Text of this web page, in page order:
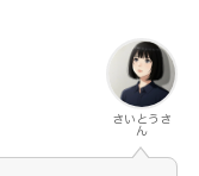
さいとうさ
ん